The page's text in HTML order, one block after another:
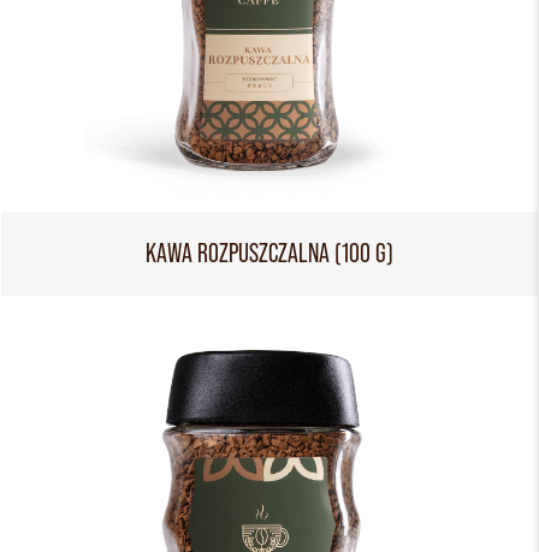
KAWA ROZPUSZCZALNA (100 G)